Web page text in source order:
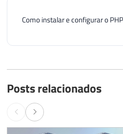
Como instalar e configurar o
Posts relacionados